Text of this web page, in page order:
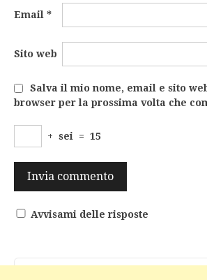
Email *
Sito web
Salva il mio nome, email e sito
browser per la prossima volta che
+ sei = 15
Avvisami delle risposte